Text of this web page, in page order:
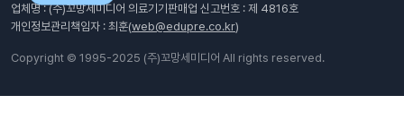
업체명 : (주)꼬망세미디어 의료기기판매업 신고번호 : 제 4816호
개인정보관리책임자 : 최훈(web@edupre.co.kr)
Copyright © 1995-2025 (주)꼬망세미디어 All rights reserved.